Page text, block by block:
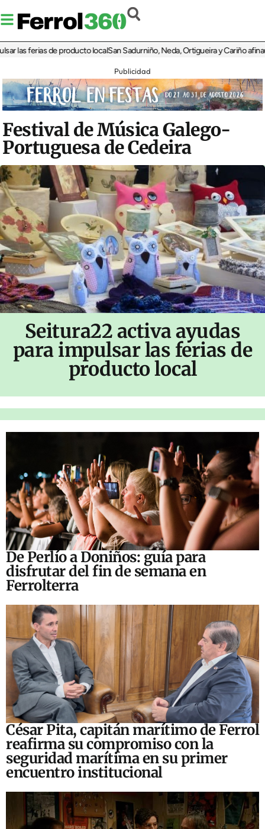
ferias de producto localSan Sadurniño, Neda, Ortigueira y Cariño afinan
Publicidad
Festival de Música Galego-
Portuguesa de Cedeira
Seitura22 activa ayudas
para impulsar las ferias de
producto local
De Perlío a Doniños: guía para
disfrutar del fin de semana en
Ferrolterra
César Pita, capitán marítimo de Ferrol
reafirma su compromiso con la
seguridad marítima en su primer
encuentro institucional